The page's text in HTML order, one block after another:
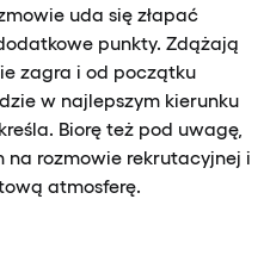
uda się złapać
punkty. Zdążają
zagra i od początku
w najlepszym kierunku
Biorę też pod uwagę,
na rozmowie rekrutacyjnej i
atmosferę.